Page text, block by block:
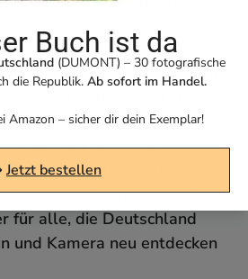
ist es soweit: Im Juni
in den Handel. 30
quer durch die
Tracks, Karten und 10
Challenges.Kurz gesagt: der
für alle, die Deutschland
und Kamera neu entdecken
Buch ist da
(DUMONT) – 30 fotografische
die Republik. Ab sofort im Handel.
Amazon – sicher dir dein Exemplar!
Jetzt bestellen